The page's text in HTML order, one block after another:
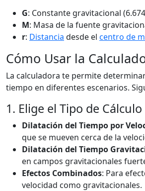
G: Constante gravitacional (6.674
M: Masa de la fuente
r: Distancia desde el centro de
Cómo Usar la
La calculadora te permite
tiempo en diferentes escenarios.
1. Elige el Tipo de Cálculo
Dilatación del Tiempo por
que se mueven cerca de la
Dilatación del Tiempo
en campos gravitacionales
Efectos Combinados: Para
velocidad como gravitacionales.